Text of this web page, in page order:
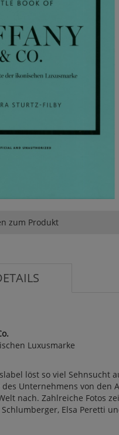
zum Produkt
Luxusmarke
löst so viel Sehnsucht
Unternehmens von
nach. Zahlreiche Fotos
Elsa Peretti